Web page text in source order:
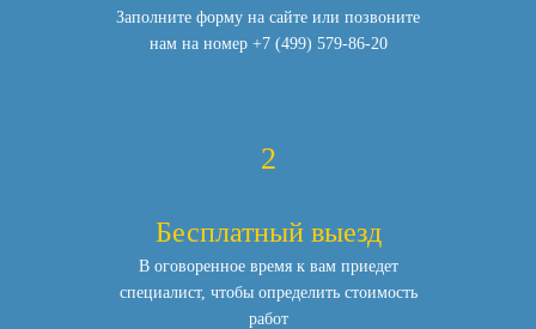
Заполните форму на сайте или позвоните
нам на номер +7 (499) 579-86-20
2
Бесплатный выезд
В оговоренное время к вам приедет
специалист, чтобы определить стоимость
работ